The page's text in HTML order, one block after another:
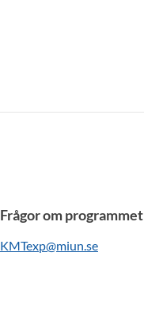
Frågor om programmet
KMTexp@miun.se